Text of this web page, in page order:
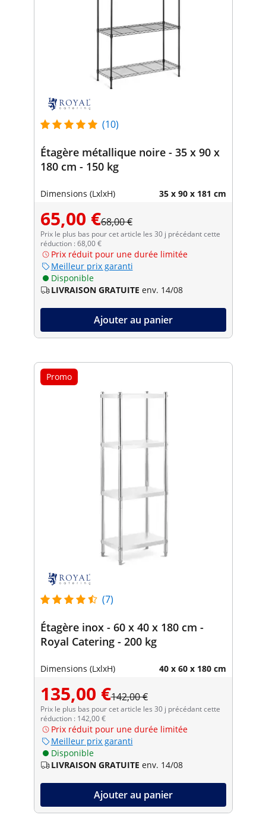
(10)
Étagère métallique noire - 35 x 90 x
180 cm - 150 kg
Dimensions (LxlxH) 35 x 90 x 181 cm
65,00 €68,00 €
Prix le plus bas pour cet article les 30 j précédant cette
réduction : 68,00 €
Prix réduit pour une durée limitée
Meilleur prix garanti
Disponible
LIVRAISON GRATUITE env. 14/08
Ajouter au panier
Promo
(7)
Étagère inox - 60 x 40 x 180 cm -
Royal Catering - 200 kg
Dimensions (LxlxH) 40 x 60 x 180 cm
135,00 €142,00 €
Prix le plus bas pour cet article les 30 j précédant cette
réduction : 142,00 €
Prix réduit pour une durée limitée
Meilleur prix garanti
Disponible
LIVRAISON GRATUITE env. 14/08
Ajouter au panier